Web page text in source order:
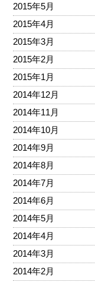
2015年5月
2015年4月
2015年3月
2015年2月
2015年1月
2014年12月
2014年11月
2014年10月
2014年9月
2014年8月
2014年7月
2014年6月
2014年5月
2014年4月
2014年3月
2014年2月